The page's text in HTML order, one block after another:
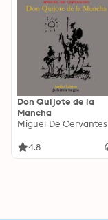
Don Quijote de la
Mancha
Miguel De Cervantes
4.8